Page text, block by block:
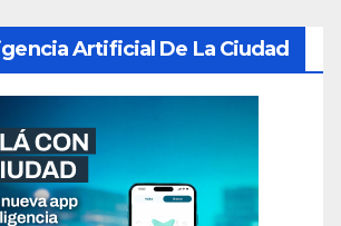
Artificial De La Ciudad